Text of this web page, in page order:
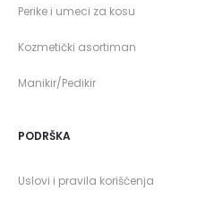
Perike i umeci za kosu
Kozmetički asortiman
Manikir/Pedikir
PODRŠKA
Uslovi i pravila korišćenja